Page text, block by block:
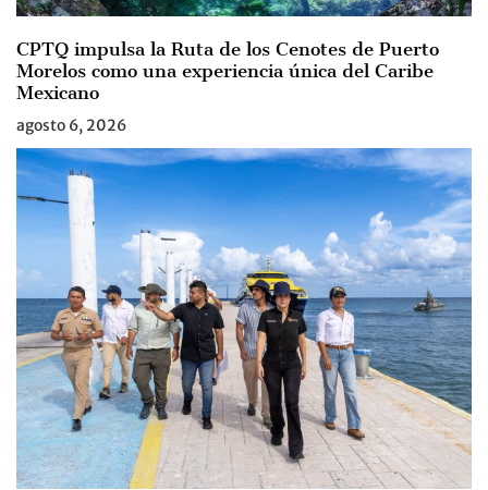
CPTQ impulsa la Ruta de los Cenotes de Puerto
Morelos como una experiencia única del Caribe
Mexicano
agosto 6, 2026